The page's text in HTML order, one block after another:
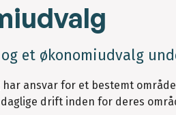
et økonomiudvalg
ansvar for et bestemt
drift inden for deres